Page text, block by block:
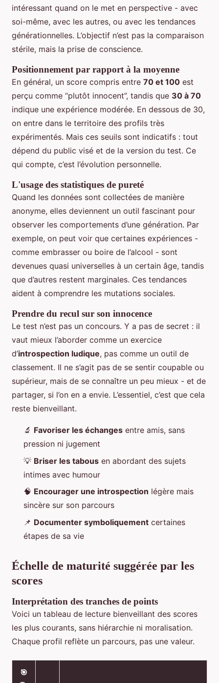
intéressant quand on le met en perspective - avec
soi-même, avec les autres, ou avec les tendances
générationnelles. L’objectif n’est pas la comparaison
stérile, mais la prise de conscience.
Positionnement par rapport à la moyenne
En général, un score compris entre 70 et 100 est
perçu comme “plutôt innocent”, tandis que 30 à 70
indique une expérience modérée. En dessous de 30,
on entre dans le territoire des profils très
expérimentés. Mais ces seuils sont indicatifs : tout
dépend du public visé et de la version du test. Ce
qui compte, c’est l’évolution personnelle.
L'usage des statistiques de pureté
Quand les données sont collectées de manière
anonyme, elles deviennent un outil fascinant pour
observer les comportements d’une génération. Par
exemple, on peut voir que certaines expériences -
comme embrasser ou boire de l’alcool - sont
devenues quasi universelles à un certain âge, tandis
que d’autres restent marginales. Ces tendances
aident à comprendre les mutations sociales.
Prendre du recul sur son innocence
Le test n’est pas un concours. Y a pas de secret : il
vaut mieux l’aborder comme un exercice
d’introspection ludique, pas comme un outil de
classement. Il ne s’agit pas de se sentir coupable ou
supérieur, mais de se connaître un peu mieux - et de
partager, si l’on en a envie. L’essentiel, c’est que cela
reste bienveillant.
🔬 Favoriser les échanges entre amis, sans
pression ni jugement
💡 Briser les tabous en abordant des sujets
intimes avec humour
🧠 Encourager une introspection légère mais
sincère sur son parcours
📌 Documenter symboliquement certaines
étapes de sa vie
Échelle de maturité suggérée par les
scores
Interprétation des tranches de points
Voici un tableau de lecture bienveillant des scores
les plus courants, sans hiérarchie ni moralisation.
Chaque profil reflète un parcours, pas une valeur.
🎯